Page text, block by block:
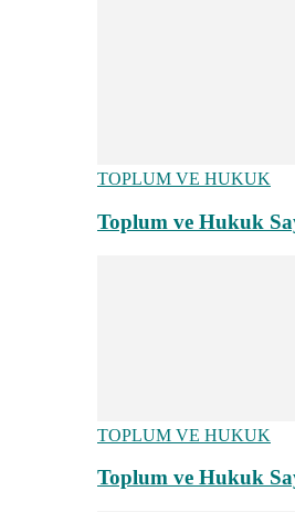
TOPLUM VE HUKUK
Toplum ve Hukuk
TOPLUM VE HUKUK
Toplum ve Hukuk